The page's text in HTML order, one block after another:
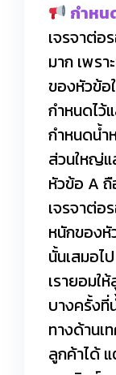
กำหน
เจรจาต่อ
มาก เพร
ของหัวข้อ
กำหนดไว้
กำหนดน้ำ
ส่วนใหญ่แ
หัวข้อ A
เจรจาต่อ
หนักของหั
นั้นเสมอไ
เรายอมใ
บางครั้งที่
ทางด้านเ
ลูกค้าได้